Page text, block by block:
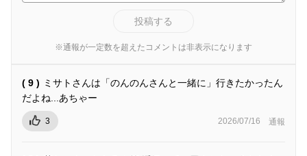
投稿する
※通報が一定数を超えたコメントは非表示になります
( 9 ) ミサトさんは「のんのんさんと一緒に」行きたかったん
だよね...あちゃー
3 2026/07/16 通報